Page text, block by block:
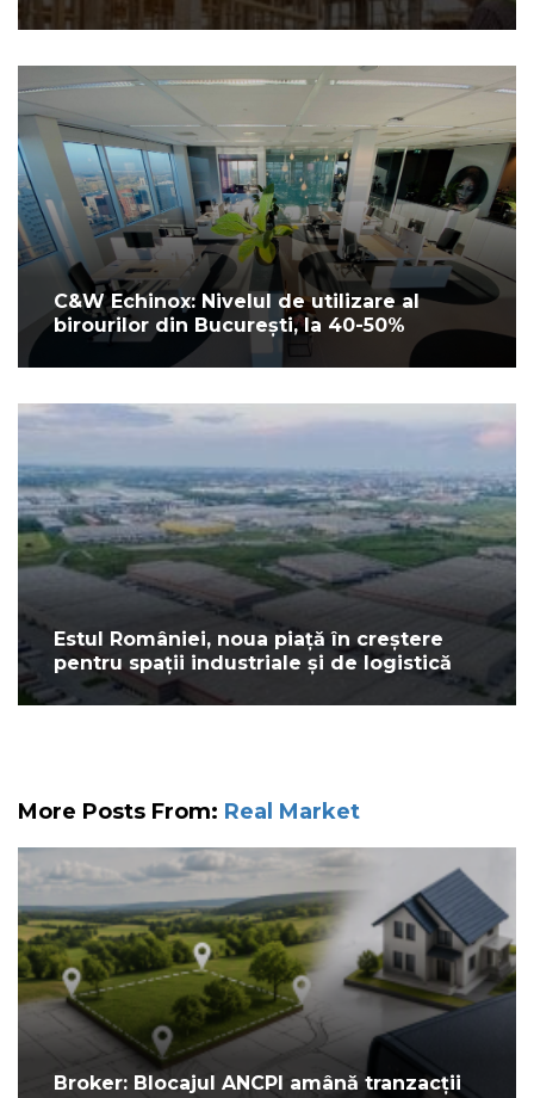
C&W Echinox: Nivelul de utilizare al
birourilor din București, la 40-50%
Estul României, noua piață în creștere
pentru spații industriale și de logistică
More Posts From: Real Market
Broker: Blocajul ANCPI amână tranzacții